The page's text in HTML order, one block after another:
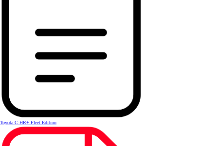
Toyota C-HR+ Fleet Edition